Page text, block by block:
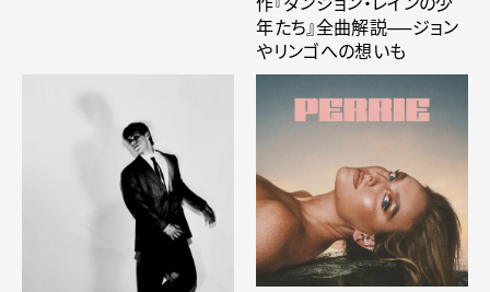
年たち』全曲解説──ジョン
やリンゴへの想いも